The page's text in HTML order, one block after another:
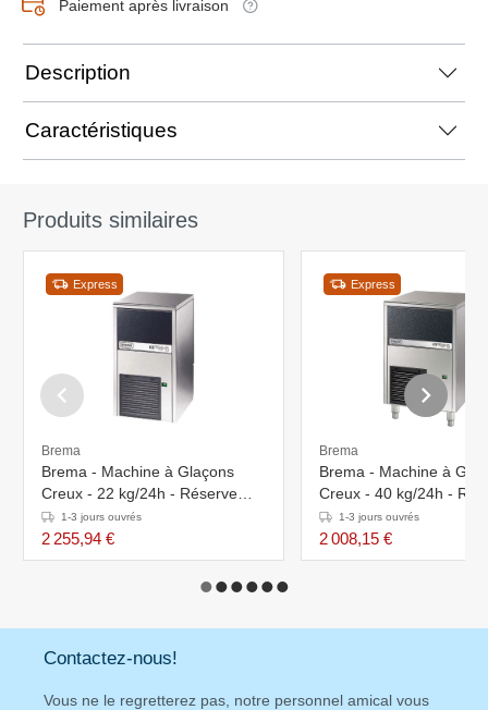
Paiement après livraison
Description
Caractéristiques
Produits similaires
Express
Brema
Brema - Machine à Glaçons
Creux - 22 kg/24h - Réserve
8kg - Condenseur Air/Eau
1-3 jours ouvrés
2 255,94 €
Express
Brema
Brema - Machine à
Creux - 40 kg/24h -
15kg - Condenseur Eau
1-3 jours ouvrés
2 008,15 €
Contactez-nous!
Vous ne le regretterez pas, notre personnel amical vous